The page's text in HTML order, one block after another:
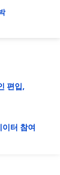
편입,
이터 참여